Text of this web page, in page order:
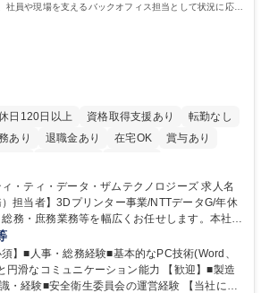
社員や現場を支えるバックオフィス担当として状況に応じ
待します。
日120日以上 資格取得支援あり
転勤なし
あり 退職金あり 在宅OK
賞与あり
ティ・データ・ザムテクノロジーズ 求人名
）担当者】3Dプリンター事業/NTTデータG/年休
がら、決められた業務だけではなく、社員や現
担当として状況に応じて柔軟に対応いただくこ
各種申請内容の確認■採用業務のサポート■来
】■人事・総務経験■基本的なPC技術(Word、
円滑なコミュニケーション能力 【歓迎】■製造
験■安全衛生委員会の運営経験 【当社につ